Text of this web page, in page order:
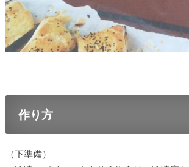
作り方
（下準備）